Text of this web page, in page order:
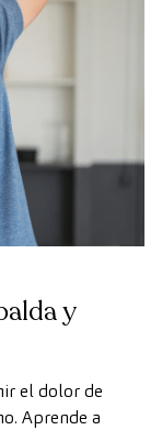
y
el dolor de
Aprende a